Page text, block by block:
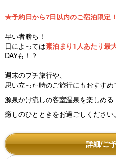
★予約日から7日以内のご宿泊限定
早い者勝ち！
日によっては素泊まり1人あたり最
DAYも！？
週末のプチ旅行や、
思い立った時のご旅行にもおすすめ
源泉かけ流しの客室温泉を楽しめる
癒しのひとときをお過ごしください。
詳細/ご